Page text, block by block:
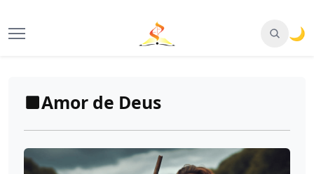
🌙
Amor de Deus